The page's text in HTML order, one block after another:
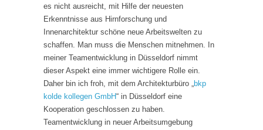
es nicht ausreicht, mit Hilfe der neuesten
Erkenntnisse aus Hirnforschung und
Innenarchitektur schöne neue Arbeitswelten zu
schaffen. Man muss die Menschen mitnehmen. In
meiner Teamentwicklung in Düsseldorf nimmt
dieser Aspekt eine immer wichtigere Rolle ein.
Daher bin ich froh, mit dem Architekturbüro „bkp
kolde kollegen GmbH“ in Düsseldorf eine
Kooperation geschlossen zu haben.
Teamentwicklung in neuer Arbeitsumgebung